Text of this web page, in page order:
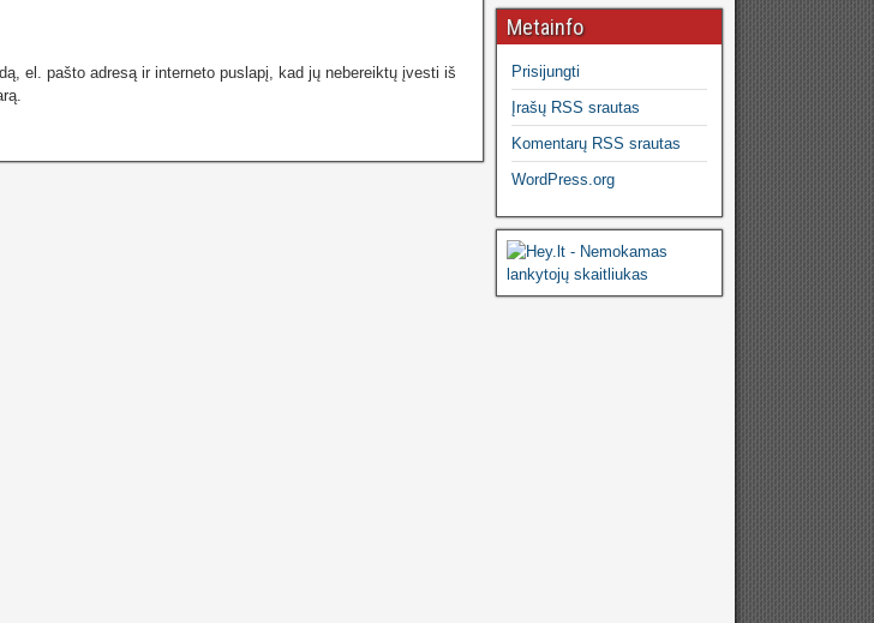
el. pašto adresą ir interneto puslapį, kad jų nebereiktų įvesti iš
Metainfo
Prisijungti
Įrašų RSS srautas
Komentarų RSS srautas
WordPress.org